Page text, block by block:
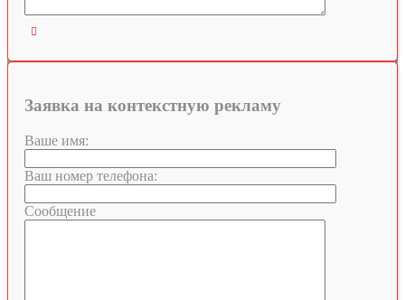

Заявка на контекстную рекламу
Ваше имя:
Ваш номер телефона:
Сообщение